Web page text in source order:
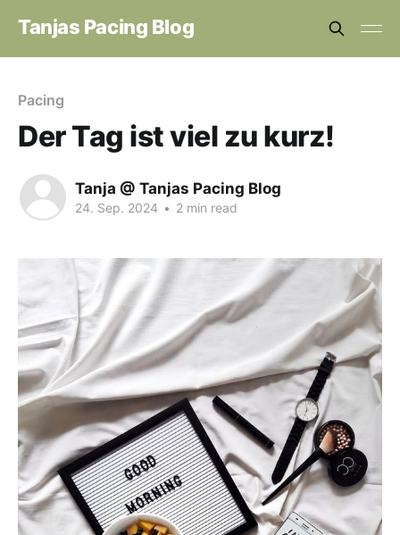
Tanjas Pacing Blog
Pacing
Der Tag ist viel zu kurz!
Tanja @ Tanjas Pacing Blog
24. Sep. 2024 • 2 min read